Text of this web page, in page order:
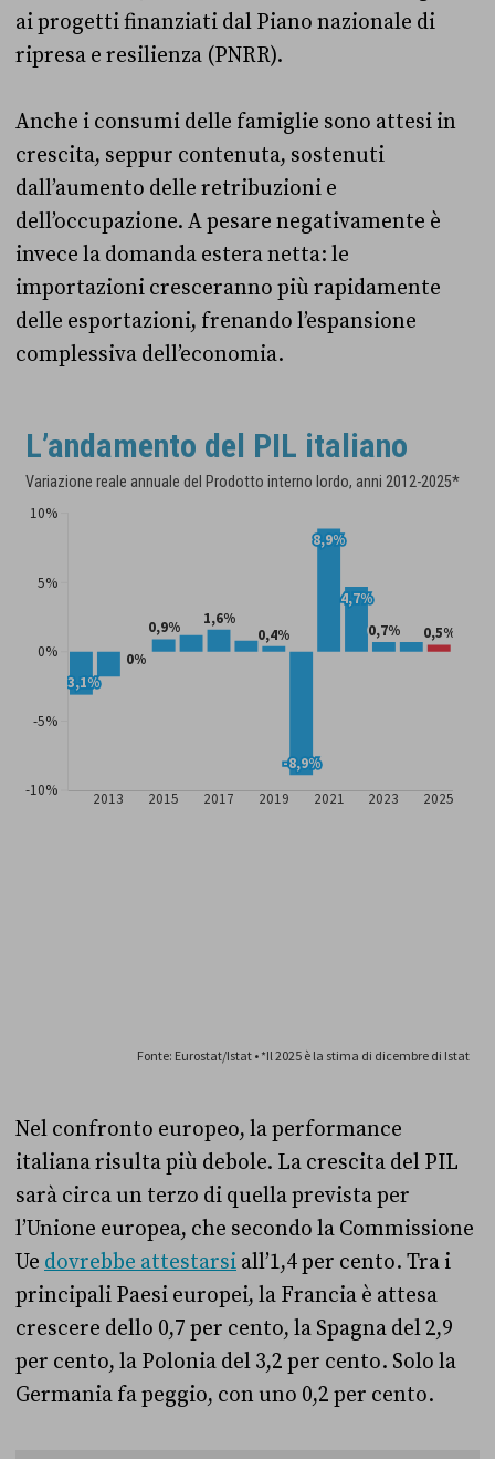
ai progetti finanziati dal Piano nazionale di
ripresa e resilienza (PNRR).
Anche i consumi delle famiglie sono attesi in
crescita, seppur contenuta, sostenuti
dall’aumento delle retribuzioni e
dell’occupazione. A pesare negativamente è
invece la domanda estera netta: le
importazioni cresceranno più rapidamente
delle esportazioni, frenando l’espansione
complessiva dell’economia.
Nel confronto europeo, la performance
italiana risulta più debole. La crescita del PIL
sarà circa un terzo di quella prevista per
l’Unione europea, che secondo la Commissione
Ue dovrebbe attestarsi all’1,4 per cento. Tra i
principali Paesi europei, la Francia è attesa
crescere dello 0,7 per cento, la Spagna del 2,9
per cento, la Polonia del 3,2 per cento. Solo la
Germania fa peggio, con uno 0,2 per cento.